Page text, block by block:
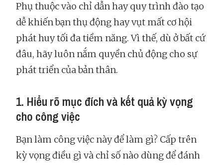
Phụ thuộc vào chỉ dẫn hay quy trình đào tạo
dễ khiến bạn thụ động hay vụt mất cơ hội
phát huy tối đa tiềm năng. Vì thế, dù ở bất cứ
đâu, hãy luôn nắm quyền chủ động cho sự
phát triển của bản thân.
1. Hiểu rõ mục đích và kết quả kỳ vọng
cho công việc
Bạn làm công việc này để làm gì? Cấp trên
kỳ vọng điều gì và chỉ số nào dùng để đánh